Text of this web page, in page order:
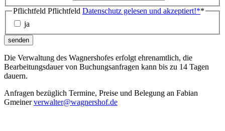
Pflichtfeld Pflichtfeld Datenschutz gelesen und akzeptiert!**
ja
senden
Die Verwaltung des Wagnershofes erfolgt ehrenamtlich, die
Bearbeitungsdauer von Buchungsanfragen kann bis zu 14 Tagen
dauern.
Anfragen bezüglich Termine, Preise und Belegung an Fabian
Gmeinerverwalter@wagnershof.de